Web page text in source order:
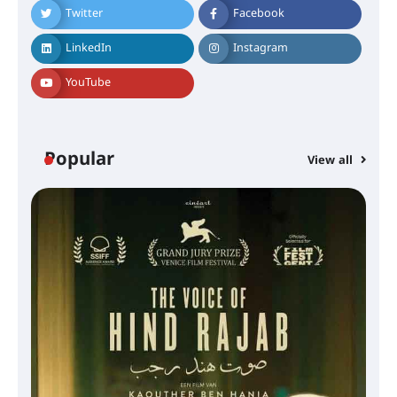
Twitter Facebook
LinkedIn Instagram
YouTube
Popular View all
സെന്റ് ജോസഫ്സ് കോളജ്
കോമേഴ്‌സ് അസോസിയേഷന്
തുടക്കമായി